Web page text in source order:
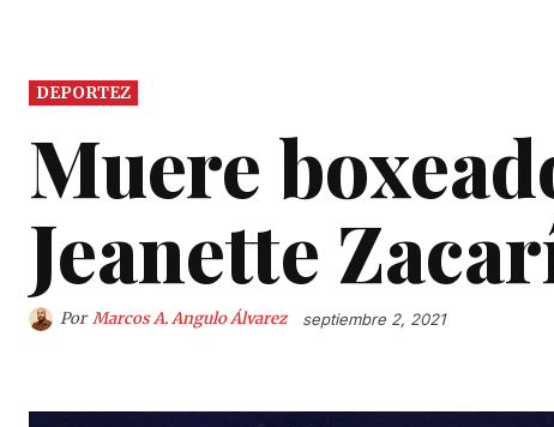
DEPORTEZ
Muere
Jeanette
Por Marcos A. Angulo Álvarez septiembre 2, 2021